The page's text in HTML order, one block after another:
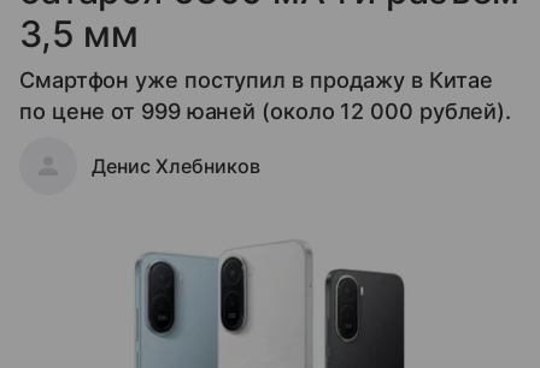
3,5 мм
Смартфон уже поступил в продажу в Китае
по цене от 999 юаней (около 12 000 рублей).
Денис Хлебников